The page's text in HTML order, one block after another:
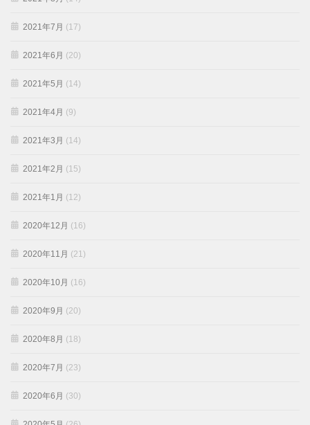
2021年7月 (17)
2021年6月 (20)
2021年5月 (14)
2021年4月 (9)
2021年3月 (14)
2021年2月 (15)
2021年1月 (12)
2020年12月 (16)
2020年11月 (21)
2020年10月 (16)
2020年9月 (20)
2020年8月 (18)
2020年7月 (23)
2020年6月 (30)